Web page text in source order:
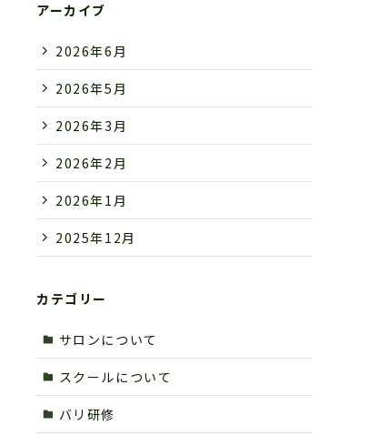
アーカイブ
2026年6月
2026年5月
2026年3月
2026年2月
2026年1月
2025年12月
カテゴリー
サロンについて
スクールについて
バリ研修